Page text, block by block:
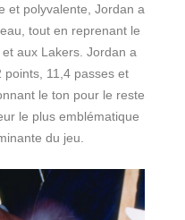
et polyvalente, Jordan a
tout en reprenant le
aux Lakers. Jordan a
11,4 passes et
le ton pour le reste
le plus emblématique
du jeu.